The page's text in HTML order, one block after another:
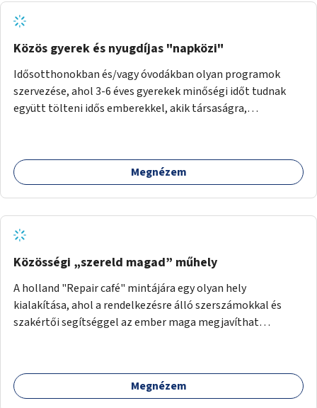
Közös gyerek és nyugdíjas "napközi"
Idősotthonokban és/vagy óvodákban olyan programok
szervezése, ahol 3-6 éves gyerekek minőségi időt tudnak
együtt tölteni idős emberekkel, akik társaságra,
Megnézem
Közösségi „szereld magad” műhely
A holland "Repair café" mintájára egy olyan hely
kialakítása, ahol a rendelkezésre álló szerszámokkal és
szakértői segítséggel az ember maga megjavíthat
egymásnak, megosszák tudásukat.
Megnézem